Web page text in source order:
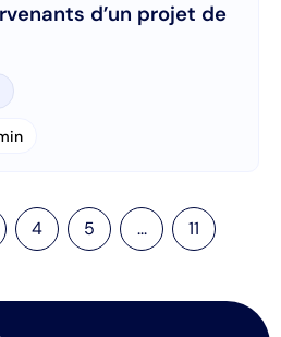
d’un projet de
4 5 ... 11